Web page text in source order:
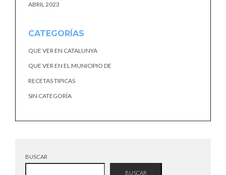
ABRIL 2023
CATEGORÍAS
QUE VER EN CATALUNYA
QUE VER EN EL MUNICIPIO DE
RECETAS TIPICAS
SIN CATEGORÍA
BUSCAR
BUSCAR